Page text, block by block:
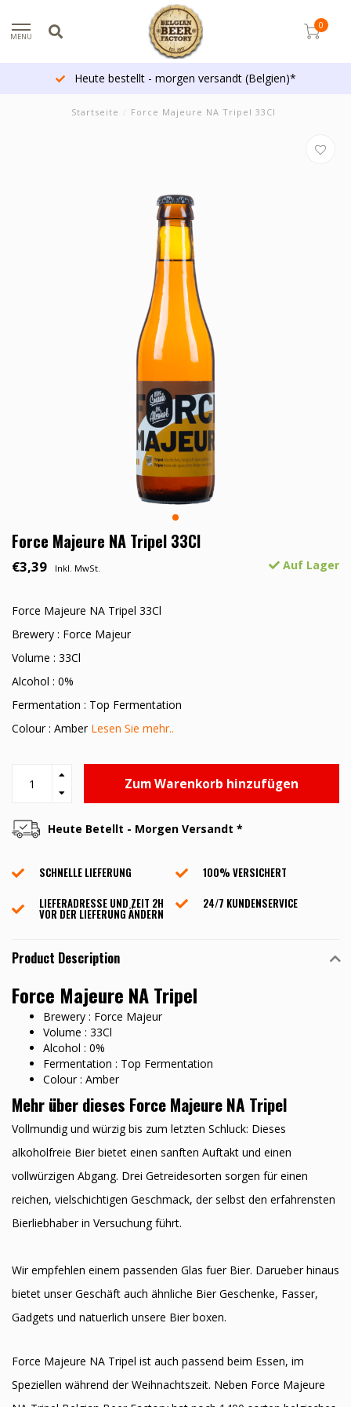
MENU
0
Heute bestellt - morgen versandt (Belgien)*
Startseite / Force Majeure NA Tripel 33Cl
Force Majeure NA Tripel 33Cl
€3,39 Inkl. MwSt. Auf Lager
Force Majeure NA Tripel 33Cl
Brewery : Force Majeur
Volume : 33Cl
Alcohol : 0%
Fermentation : Top Fermentation
Colour : Amber Lesen Sie mehr..
Zum Warenkorb hinzufügen
Heute Betellt - Morgen Versandt *
SCHNELLE LIEFERUNG
100% VERSICHERT
LIEFERADRESSE UND ZEIT 2H
VOR DER LIEFERUNG ÄNDERN
24/7 KUNDENSERVICE
Product Description
Force Majeure NA Tripel
Brewery : Force Majeur
Volume : 33Cl
Alcohol : 0%
Fermentation : Top Fermentation
Colour : Amber
Mehr über dieses Force Majeure NA Tripel
Vollmundig und würzig bis zum letzten Schluck: Dieses
alkoholfreie Bier bietet einen sanften Auftakt und einen
vollwürzigen Abgang. Drei Getreidesorten sorgen für einen
reichen, vielschichtigen Geschmack, der selbst den erfahrensten
Bierliebhaber in Versuchung führt.
Wir empfehlen einem passenden Glas fuer Bier. Darueber hinaus
bietet unser Geschäft auch ähnliche Bier Geschenke, Fasser,
Gadgets und natuerlich unsere Bier boxen.
Force Majeure NA Tripel ist auch passend beim Essen, im
Speziellen während der Weihnachtszeit. Neben Force Majeure